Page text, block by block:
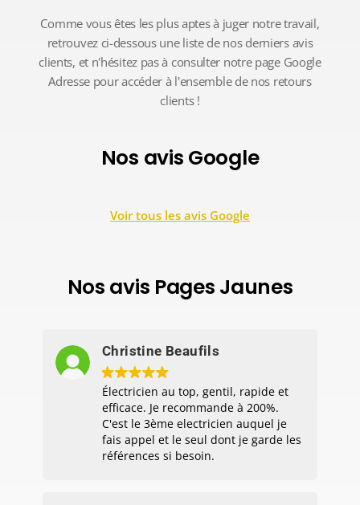
Comme vous êtes les plus aptes à juger notre travail,
retrouvez ci-dessous une liste de nos derniers avis
clients, et n'hésitez pas à consulter notre page Google
Adresse pour accéder à l'ensemble de nos retours
clients !
Nos avis Google
Voir tous les avis Google
Nos avis Pages Jaunes
Christine Beaufils
Électricien au top, gentil, rapide et
efficace. Je recommande à 200%.
C'est le 3ème electricien auquel je
fais appel et le seul dont je garde les
références si besoin.